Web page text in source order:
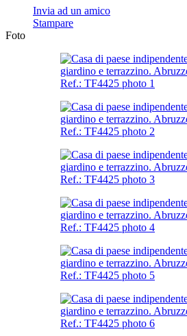
Invia ad un amico
Stampare
Foto